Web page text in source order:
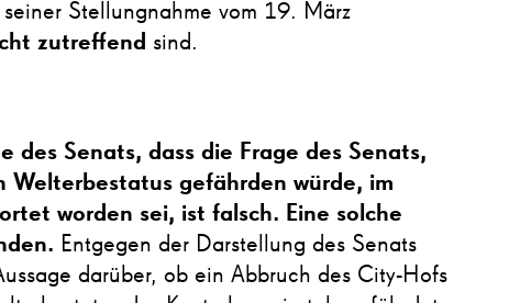
Stellungnahme vom 19. März
zutreffend sind.
des Senats, dass die Frage des Senats,
Welterbestatus gefährden würde, im
worden sei, ist falsch. Eine solche
Entgegen der Darstellung des Senats
darüber, ob ein Abbruch des City-Hofs